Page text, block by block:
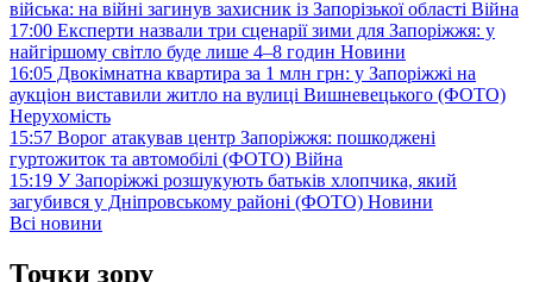
війська: на війні загинув захисник із Запорізької області Війна
17:00 Експерти назвали три сценарії зими для Запоріжжя: у
найгіршому світло буде лише 4–8 годин Новини
16:05 Двокімнатна квартира за 1 млн грн: у Запоріжжі на
аукціон виставили житло на вулиці Вишневецького (ФОТО)
Нерухомість
15:57 Ворог атакував центр Запоріжжя: пошкоджені
гуртожиток та автомобілі (ФОТО) Війна
15:19 У Запоріжжі розшукують батьків хлопчика, який
загубився у Дніпровському районі (ФОТО) Новини
Всі новини
Точки зору